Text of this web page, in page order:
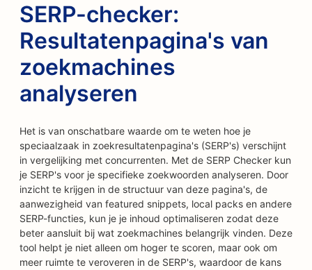
SERP-checker:
Resultatenpagina's van
zoekmachines
analyseren
Het is van onschatbare waarde om te weten hoe je
speciaalzaak in zoekresultatenpagina's (SERP's) verschijnt
in vergelijking met concurrenten. Met de SERP Checker kun
je SERP's voor je specifieke zoekwoorden analyseren. Door
inzicht te krijgen in de structuur van deze pagina's, de
aanwezigheid van featured snippets, local packs en andere
SERP-functies, kun je je inhoud optimaliseren zodat deze
beter aansluit bij wat zoekmachines belangrijk vinden. Deze
tool helpt je niet alleen om hoger te scoren, maar ook om
meer ruimte te veroveren in de SERP's, waardoor de kans